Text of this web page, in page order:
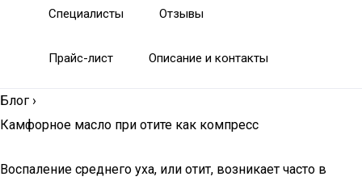
Специалисты Отзывы
Прайс-лист Описание и контакты
Блог ›
Камфорное масло при отите как компресс
Воспаление среднего уха, или отит, возникает часто в